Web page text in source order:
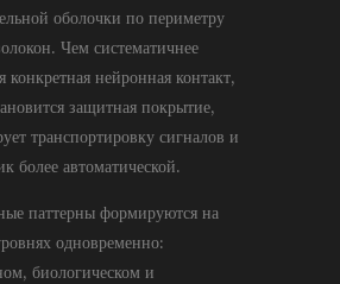
оболочки по периметру
Чем систематичнее
конкретная нейронная контакт,
защитная покрытие,
транспортировку сигналов и
более автоматической.
паттерны формируются на
одновременно:
биологическом и